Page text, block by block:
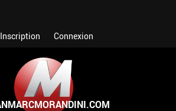
Inscription Connexion